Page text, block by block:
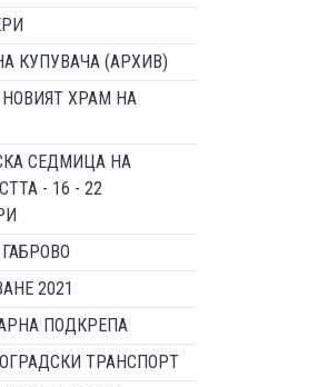
КУПУВАЧА (АРХИВ)
ХРАМ НА
СЕДМИЦА НА
- 16 - 22
2021
ПОДКРЕПА
ТРАНСПОРТ